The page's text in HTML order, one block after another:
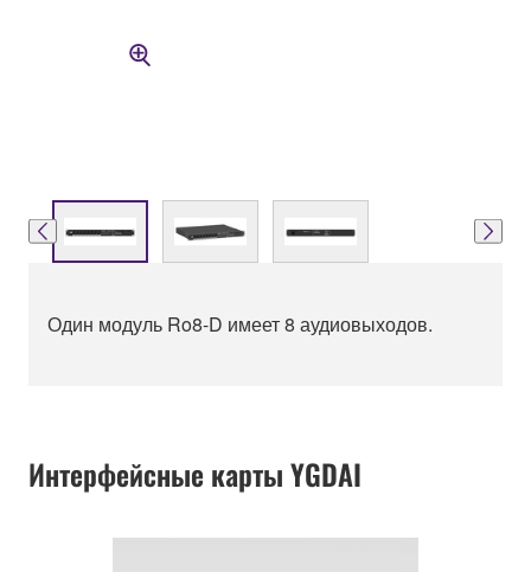
Один модуль Ro8-D имеет 8 аудиовыходов.
Интерфейсные карты YGDAI